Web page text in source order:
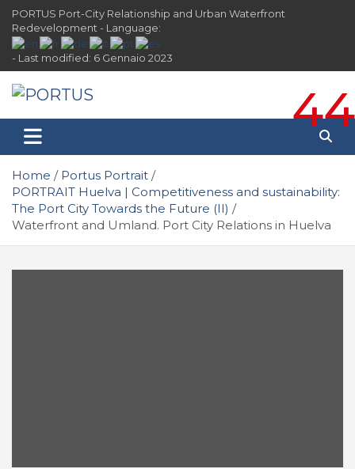
Skip
content
PORTUS Port-City Relationship and Urban Waterfront
Redevelopment - Language:
- Last modified: 6 Gennaio 2023
PORTUS
Redevelopment
44
Home
Portus Portrait
PORTRAIT Huelva | Competitiveness and sustainability:
The Port City Towards the Future (II)
Waterfront and Umland. Port City Relations in Huelva